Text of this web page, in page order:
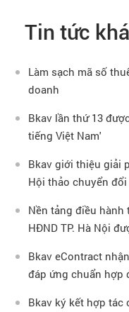
Tin tức
Làm sạch mã số
doanh
Bkav lần thứ 13
tiếng Việt Nam'
Bkav giới thiệu giải
Hội thảo chuyển
Nền tảng điều
HĐND TP. Hà Nội
Bkav eContract
đáp ứng chuẩn hợp
Bkav ký kết hợp tác